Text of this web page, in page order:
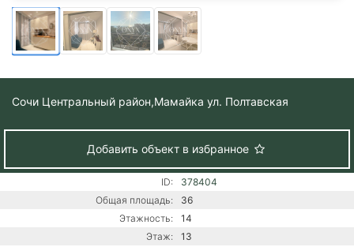
Сочи Центральный район,Мамайка ул. Полтавская
Добавить объект в избранное
ID:
378404
Общая площадь:
36
Этажность:
14
Этаж:
13